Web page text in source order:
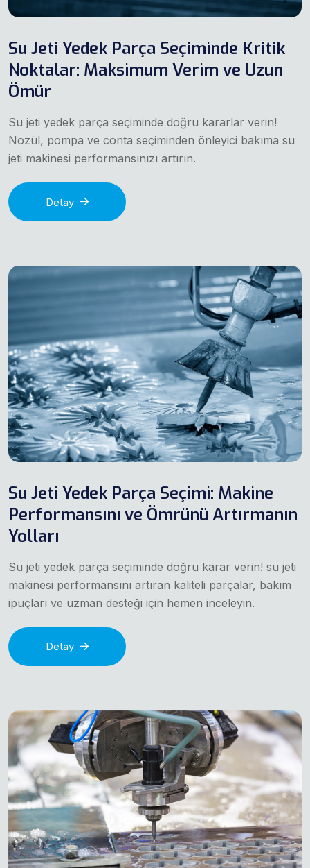
Su Jeti Yedek Parça Seçiminde Kritik
Noktalar: Maksimum Verim ve Uzun
Ömür
Su jeti yedek parça seçiminde doğru kararlar verin!
Nozül, pompa ve conta seçiminden önleyici bakıma su
jeti makinesi performansınızı artırın.
Detay
Su Jeti Yedek Parça Seçimi: Makine
Performansını ve Ömrünü Artırmanın
Yolları
Su jeti yedek parça seçiminde doğru karar verin! su jeti
makinesi performansını artıran kaliteli parçalar, bakım
ipuçları ve uzman desteği için hemen inceleyin.
Detay